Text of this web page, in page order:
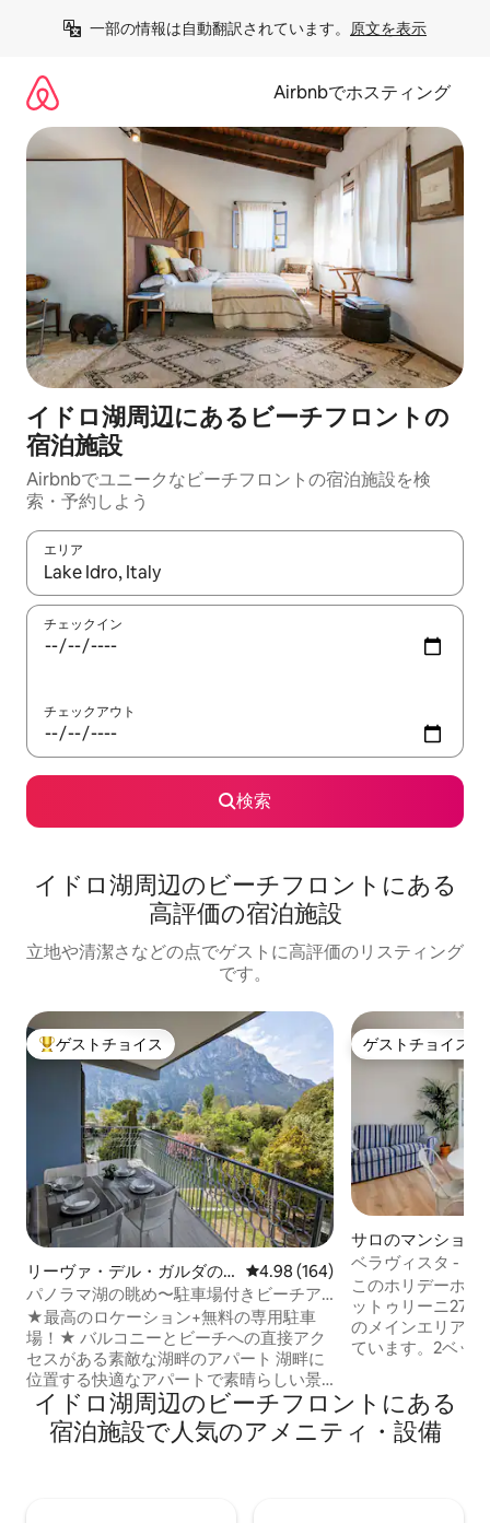
一部の情報は自動翻訳されています。 原文を表示
Airbnbでホスティング
イドロ湖周辺にあるビーチフロントの
宿泊施設
Airbnbでユニークなビーチフロントの宿泊施設を検
索・予約しよう
エリア
検索結果が表示されたら、上下の矢印キーを使って移動するか
チェックイン
チェックアウト
検索
イドロ湖周⁠辺⁠のビ⁠ー⁠チ⁠フ⁠ロ⁠ン⁠ト⁠にあ⁠る
高⁠評⁠価⁠の宿⁠泊⁠施⁠設
立地や清潔さなどの点でゲストに高評価のリスティング
です。
大好評のゲストチョイスです。
ゲストチョイス
リーヴァ・デル・ガルダの
マンション・アパート
レビュー164件、5つ星中4.98つ
4.98 (164)
パノラマ湖の眺め〜駐車場付きビーチア
パート
★最高のロケーション+無料の専用駐車
場！★ バルコニーとビーチへの直接アク
セスがある素敵な湖畔のアパート 湖畔に
位置する快適なアパートで素晴らしい景
色を眺めながら目を覚ましましょう。専
用バルコニーでモーニングコーヒーを楽
しんだり、わずか数歩でビーチに行けま
ゲストチョイス
ゲストチョイス
サロのマンション
ベラヴィスタ - ガ
このホリデーホー
ットゥリーニ27
のメインエリア内
ています。2ベッ
街の中心部にあ
スーパーが立ち並
ます。 ビーチま
イドロ湖周⁠辺⁠のビ⁠ー⁠チ⁠フ⁠ロ⁠ン⁠ト⁠にあ⁠る
宿⁠泊⁠施⁠設⁠で人⁠気⁠のア⁠メ⁠ニ⁠テ⁠ィ・設⁠備